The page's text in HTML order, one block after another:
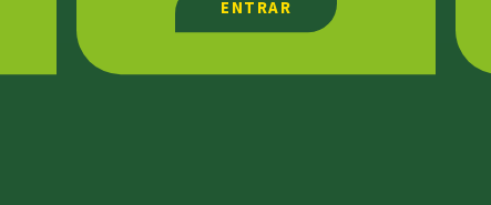
ENTRAR